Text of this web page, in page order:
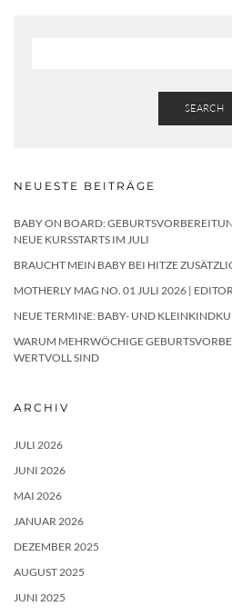
SEARCH
NEUESTE BEITRÄGE
BABY ON BOARD:
NEUE KURSSTARTS IM JULI
BRAUCHT MEIN BABY BEI HITZE
MOTHERLY MAG NO. 01 JULI 2026 |
NEUE TERMINE: BABY- UND
WARUM MEHRWÖCHIGE
WERTVOLL SIND
ARCHIV
JULI 2026
JUNI 2026
MAI 2026
JANUAR 2026
DEZEMBER 2025
AUGUST 2025
JUNI 2025